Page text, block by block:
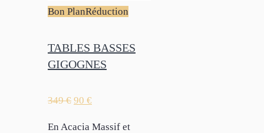
Bon PlanRéduction
TABLES BASSES
GIGOGNES
349€ 90 €
En Acacia Massif et